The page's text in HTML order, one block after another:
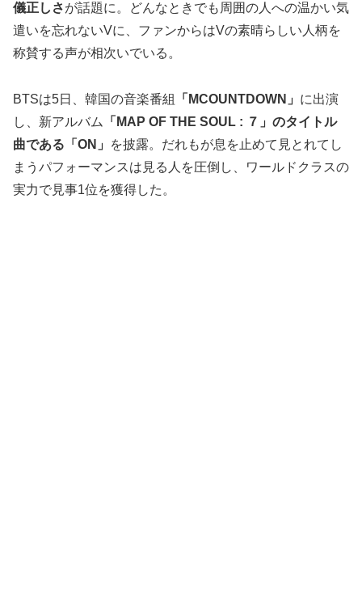
儀正しさが話題に。どんなときでも周囲の人への温かい気
遣いを忘れないVに、ファンからはVの素晴らしい人柄を
称賛する声が相次いでいる。
BTSは5日、韓国の音楽番組 「MCOUNTDOWN」 に出演
し、新アルバム
「MAP OF THE SOUL : ７」のタイトル
曲である「ON」
を披露。だれもが息を止めて見とれてし
まうパフォーマンスは見る人を圧倒し、ワールドクラスの
実力で見事1位を獲得した。